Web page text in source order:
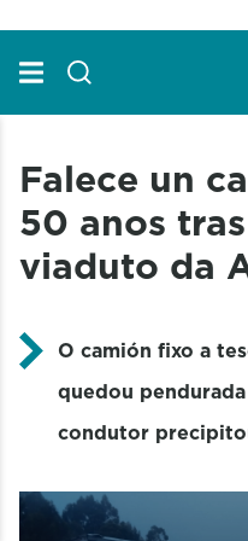
Falece un
50 anos
viaduto da
O camión fixo a
quedou
condutor